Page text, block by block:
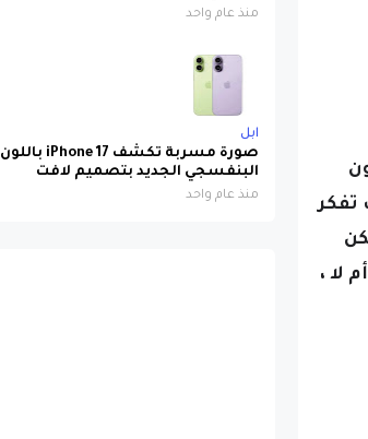
تفكر
لا ،
منذ عام واحد
ابل
صورة مسربة تكشف iPhone 17 باللون
البنفسجي الجديد بتصميم لافت
منذ عام واحد